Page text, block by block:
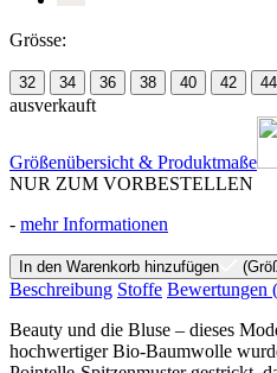
Grösse:
32 34 36 38 40 42 44
ausverkauft
Größenübersicht & Produktmaße
NUR ZUM VORBESTELLEN
- mehr Informationen
In den Warenkorb hinzufügen
Beschreibung Stoffe Bewertungen
Beauty und die Bluse – dieses
hochwertiger Bio-Baumwolle